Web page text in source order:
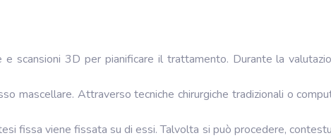
scansioni 3D per pianificare il trattamento. Durante la
mascellare. Attraverso tecniche chirurgiche tradizionali o
fissa viene fissata su di essi. Talvolta si può procedere,